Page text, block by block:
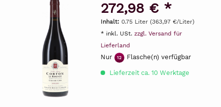
272,98 € *
Inhalt: 0.75 Liter (363,97 €/Liter)
* inkl. USt. zzgl. Versand für
Lieferland
Nur 12 Flasche(n) verfügbar
Lieferzeit ca. 10 Werktage